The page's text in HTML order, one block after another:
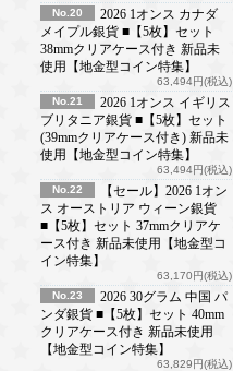
No.20
2026 1オンス カナダ
メイプル銀貨 ■【5枚】セット
38mmクリアケース付き 新品未
使用【地金型コイン特集】
63,494円(税込)
No.21
2026 1オンス イギリス
ブリタニア銀貨 ■【5枚】セット
(39mmクリアケース付き) 新品未
使用【地金型コイン特集】
63,494円(税込)
No.22
【セール】2026 1オン
ス オーストリア ウィーン銀貨
■【5枚】セット 37mmクリアケ
ース付き 新品未使用【地金型コ
イン特集】
63,170円(税込)
No.23
2026 30グラム 中国 パ
ンダ銀貨 ■【5枚】セット 40mm
クリアケース付き 新品未使用
【地金型コイン特集】
63,829円(税込)